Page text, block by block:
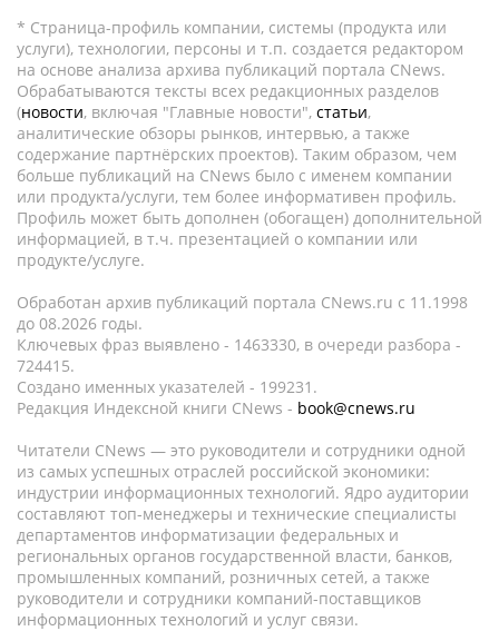
* Страница-профиль компании, системы (продукта или
услуги), технологии, персоны и т.п. создается редактором
на основе анализа архива публикаций портала CNews.
Обрабатываются тексты всех редакционных разделов
(новости, включая "Главные новости", статьи,
аналитические обзоры рынков, интервью, а также
содержание партнёрских проектов). Таким образом, чем
больше публикаций на CNews было с именем компании
или продукта/услуги, тем более информативен профиль.
Профиль может быть дополнен (обогащен) дополнительной
информацией, в т.ч. презентацией о компании или
продукте/услуге.
Обработан архив публикаций портала CNews.ru c 11.1998
до 08.2026 годы.
Ключевых фраз выявлено - 1463330, в очереди разбора -
724415.
Создано именных указателей - 199231.
Редакция Индексной книги CNews - book@cnews.ru
Читатели CNews — это руководители и сотрудники одной
из самых успешных отраслей российской экономики:
индустрии информационных технологий. Ядро аудитории
составляют топ-менеджеры и технические специалисты
департаментов информатизации федеральных и
региональных органов государственной власти, банков,
промышленных компаний, розничных сетей, а также
руководители и сотрудники компаний-поставщиков
информационных технологий и услуг связи.